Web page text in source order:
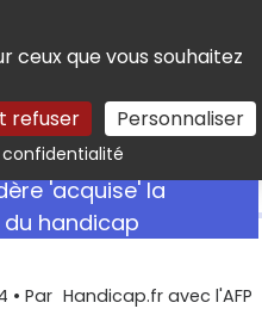
ceux que vous souhaitez
refuser Personnaliser
Rechercher
'acquise' la
handicap
• Par Handicap.fr avec l'AFP